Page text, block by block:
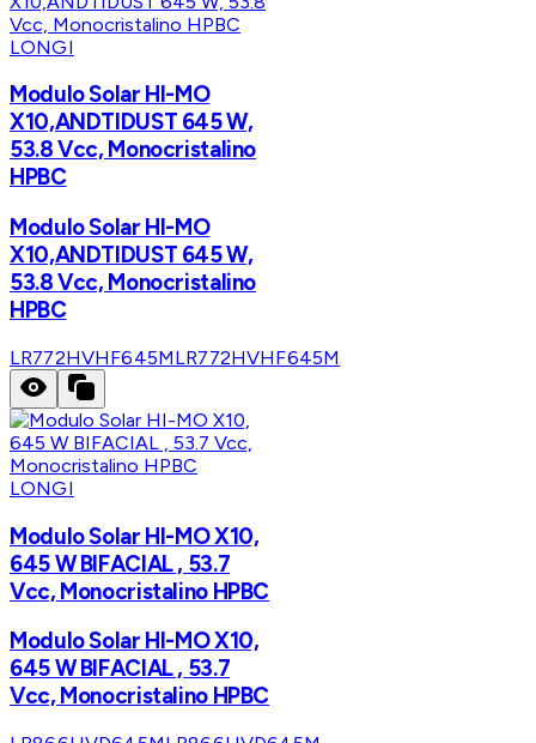
LONGI
Modulo Solar HI-MO
X10,ANDTIDUST 645 W,
53.8 Vcc, Monocristalino
HPBC
Modulo Solar HI-MO
X10,ANDTIDUST 645 W,
53.8 Vcc, Monocristalino
HPBC
LR772HVHF645MLR772HVHF645M
LONGI
Modulo Solar HI-MO X10,
645 W BIFACIAL , 53.7
Vcc, Monocristalino HPBC
Modulo Solar HI-MO X10,
645 W BIFACIAL , 53.7
Vcc, Monocristalino HPBC